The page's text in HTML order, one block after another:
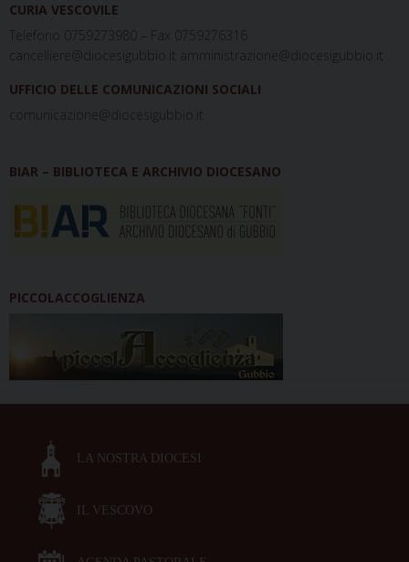
CURIA VESCOVILE
Telefono 0759273980 – Fax 0759276316
cancelliere@diocesigubbio.it amministrazione@diocesigubbio.it
UFFICIO DELLE COMUNICAZIONI SOCIALI
comunicazione@diocesigubbio.it
BIAR – BIBLIOTECA E ARCHIVIO DIOCESANO
PICCOLACCOGLIENZA
LA NOSTRA DIOCESI
IL VESCOVO